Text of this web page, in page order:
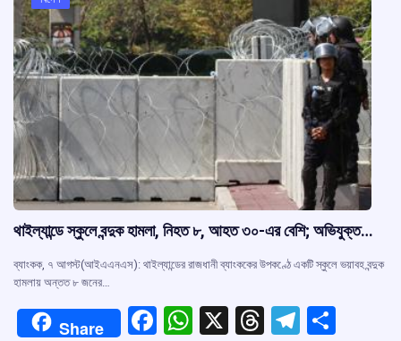
থাইল্যান্ডে স্কুলে বন্দুক হামলা, নিহত ৮, আহত ৩০-এর বেশি; অভিযুক্ত…
ব্যাংকক, ৭ আগস্ট(আইএএনএস): থাইল্যান্ডের রাজধানী ব্যাংককের উপকণ্ঠে একটি স্কুলে ভয়াবহ বন্দুক
হামলায় অন্তত ৮ জনের…
Share
F
W X
T
T